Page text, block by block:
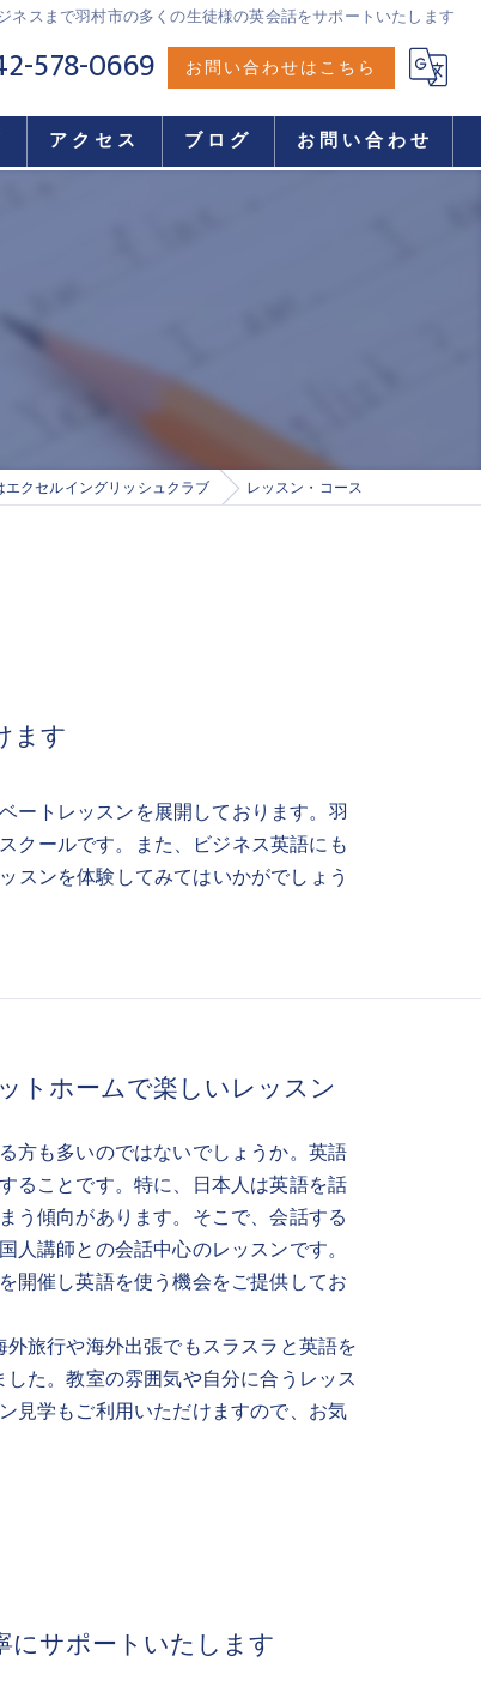
ネスまで羽村市の多くの生徒様の英会話をサポートいたします
578-0669 お問い合わせはこちら
アクセス ブログ お問い合わせ
クセルイングリッシュクラブ レッスン・コース
ます
ートレッスンを展開しております。羽
クールです。また、ビジネス英語にも
スンを体験してみてはいかがでしょう
トホームで楽しいレッスン
方も多いのではないでしょうか。英語
ることです。特に、日本人は英語を話
う傾向があります。そこで、会話する
講師との会話中心のレッスンです。
開催し英語を使う機会をご提供してお
旅行や海外出張でもスラスラと英語を
た。教室の雰囲気や自分に合うレッス
見学もご利用いただけますので、お気
にサポートいたします